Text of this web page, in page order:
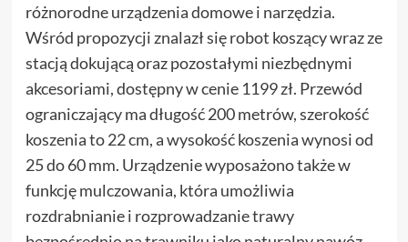
różnorodne urządzenia domowe i narzędzia.
Wśród propozycji znalazł się robot koszący wraz ze
stacją dokującą oraz pozostałymi niezbędnymi
akcesoriami, dostępny w cenie 1199 zł. Przewód
ograniczający ma długość 200 metrów, szerokość
koszenia to 22 cm, a wysokość koszenia wynosi od
25 do 60 mm. Urządzenie wyposażono także w
funkcję mulczowania, która umożliwia
rozdrabnianie i rozprowadzanie trawy